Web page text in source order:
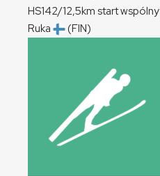
HS142/12,5km start wspólny
Ruka
(FIN)